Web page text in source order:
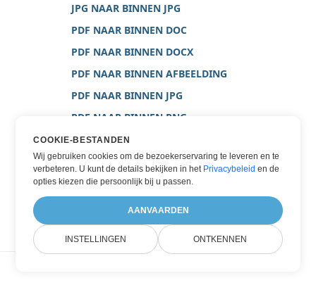
JPG NAAR BINNEN JPG
PDF NAAR BINNEN DOC
PDF NAAR BINNEN DOCX
PDF NAAR BINNEN AFBEELDING
PDF NAAR BINNEN JPG
PDF NAAR BINNEN PNG
PDF NAAR BINNEN WORD
PDF NAAR BINNEN XPS
TEXT NAAR BINNEN PNG
WORD NAAR BINNEN JPG
COOKIE-BESTANDEN
Wij gebruiken cookies om de bezoekerservaring te leveren en te
verbeteren. U kunt de details bekijken in het Privacybeleid en de
opties kiezen die persoonlijk bij u passen.
AANVAARDEN
INSTELLINGEN ONTKENNEN